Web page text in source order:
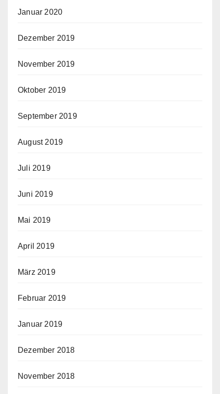
Januar 2020
Dezember 2019
November 2019
Oktober 2019
September 2019
August 2019
Juli 2019
Juni 2019
Mai 2019
April 2019
März 2019
Februar 2019
Januar 2019
Dezember 2018
November 2018